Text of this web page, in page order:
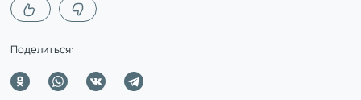
Поделиться: